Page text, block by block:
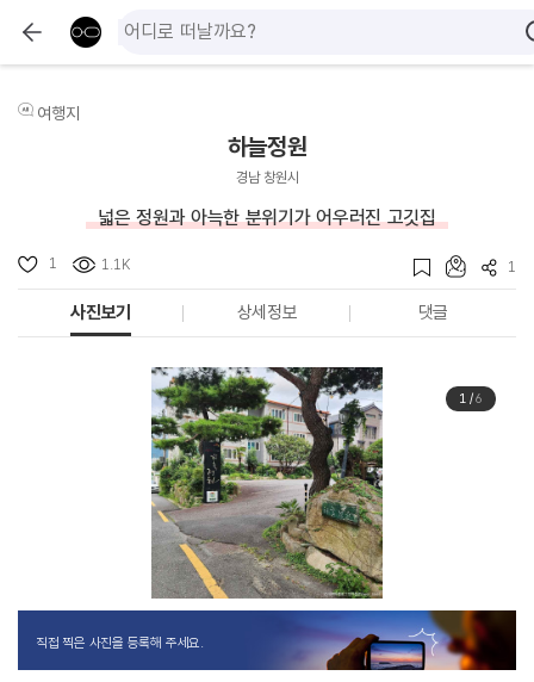
여행지
하늘정원
경남 창원시
넓은 정원과 아늑한 분위기가 어우러진 고깃집
1 1.1K 1
사진보기 상세정보 댓글
1/6
직접 찍은 사진을 등록해 주세요.